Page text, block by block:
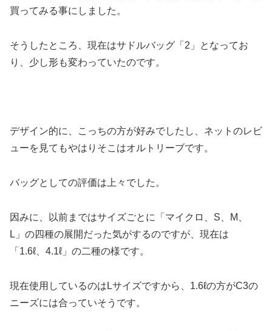
買ってみる事にしました。
そうしたところ、現在はサドルバッグ「2」となってお
り、少し形も変わっていたのです。
デザイン的に、こっちの方が好みでしたし、ネットのレビ
ューを見てもやはりそこはオルトリーブです。
バッグとしての評価は上々でした。
因みに、以前まではサイズごとに「マイクロ、S、M、
L」の四種の展開だった気がするのですが、現在は
「1.6ℓ、4.1ℓ」の二種の様です。
現在使用しているのはLサイズですから、1.6ℓの方がC3の
ニーズには合っていそうです。